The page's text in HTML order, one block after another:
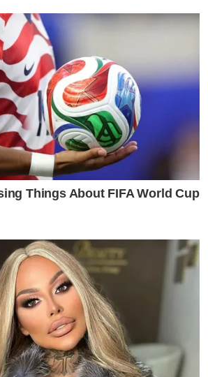
Things About FIFA World Cup